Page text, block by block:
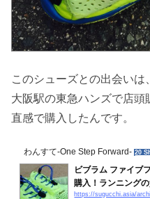
このシューズとの出会いは
大阪駅の東急ハンズで店頭
直感で購入したんです。
わんすて-One Step Forward- 20
ビブラム ファイブ
購入！ランニング
https://sugucchi.asia/